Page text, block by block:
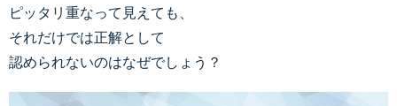
ピッタリ重なって見えても、
それだけでは正解として
認められないのはなぜでしょう？